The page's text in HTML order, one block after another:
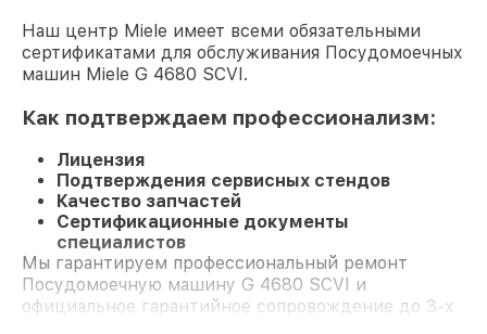
Наш центр Miele имеет всеми обязательными
сертификатами для обслуживания Посудомоечных
машин Miele G 4680 SCVI.
Как подтверждаем профессионализм:
Лицензия
Подтверждения сервисных стендов
Качество запчастей
Сертификационные документы
специалистов
Мы гарантируем профессиональный ремонт
Посудомоечную машину G 4680 SCVI и
официальное гарантийное сопровождение до 3-х